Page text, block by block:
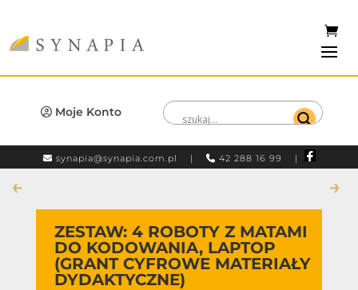
Moje Konto
synapia@synapia.com.pl | 42 288 16 99 |
← →
ZESTAW: 4 ROBOTY Z MATAMI
DO KODOWANIA, LAPTOP
(GRANT CYFROWE MATERIAŁY
DYDAKTYCZNE)